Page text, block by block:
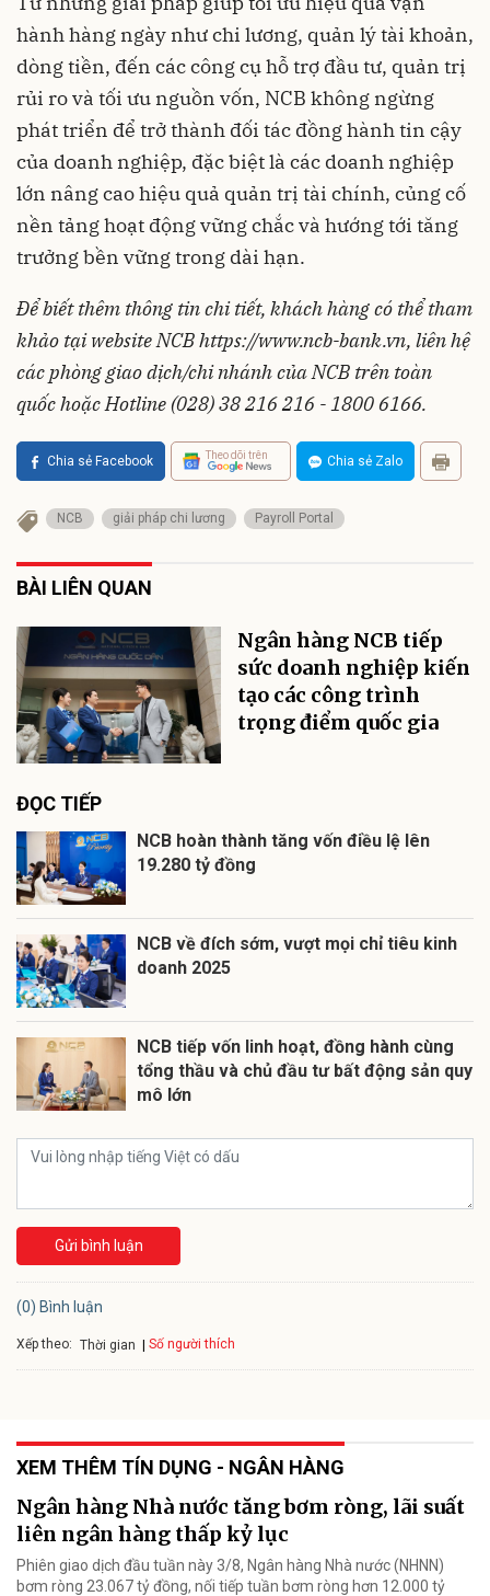
hành hàng ngày như chi lương, quản lý tài khoản,
dòng tiền, đến các công cụ hỗ trợ đầu tư, quản trị
rủi ro và tối ưu nguồn vốn, NCB không ngừng
phát triển để trở thành đối tác đồng hành tin cậy
của doanh nghiệp, đặc biệt là các doanh nghiệp
lớn nâng cao hiệu quả quản trị tài chính, củng cố
nền tảng hoạt động vững chắc và hướng tới tăng
trưởng bền vững trong dài hạn.
Để biết thêm thông tin chi tiết, khách hàng có thể tham
khảo tại website NCB https://www.ncb-bank.vn, liên hệ
các phòng giao dịch/chi nhánh của NCB trên toàn
quốc hoặc Hotline (028) 38 216 216 - 1800 6166.
Chia sẻ Facebook Theo dõi trên Chia sẻ Zalo
NCB giải pháp chi lương Payroll Portal
BÀI LIÊN QUAN
Ngân hàng NCB tiếp
sức doanh nghiệp kiến
tạo các công trình
trọng điểm quốc gia
ĐỌC TIẾP
NCB hoàn thành tăng vốn điều lệ lên
19.280 tỷ đồng
NCB về đích sớm, vượt mọi chỉ tiêu kinh
doanh 2025
NCB tiếp vốn linh hoạt, đồng hành cùng
tổng thầu và chủ đầu tư bất động sản quy
mô lớn
Gửi bình luận
(0) Bình luận
Xếp theo: Thời gian Số người thích
XEM THÊM TÍN DỤNG - NGÂN HÀNG
Ngân hàng Nhà nước tăng bơm ròng, lãi suất
liên ngân hàng thấp kỷ lục
Phiên giao dịch đầu tuần này 3/8, Ngân hàng Nhà nước (NHNN)
bơm ròng 23.067 tỷ đồng, nối tiếp tuần bơm ròng hơn 12.000 tỷ